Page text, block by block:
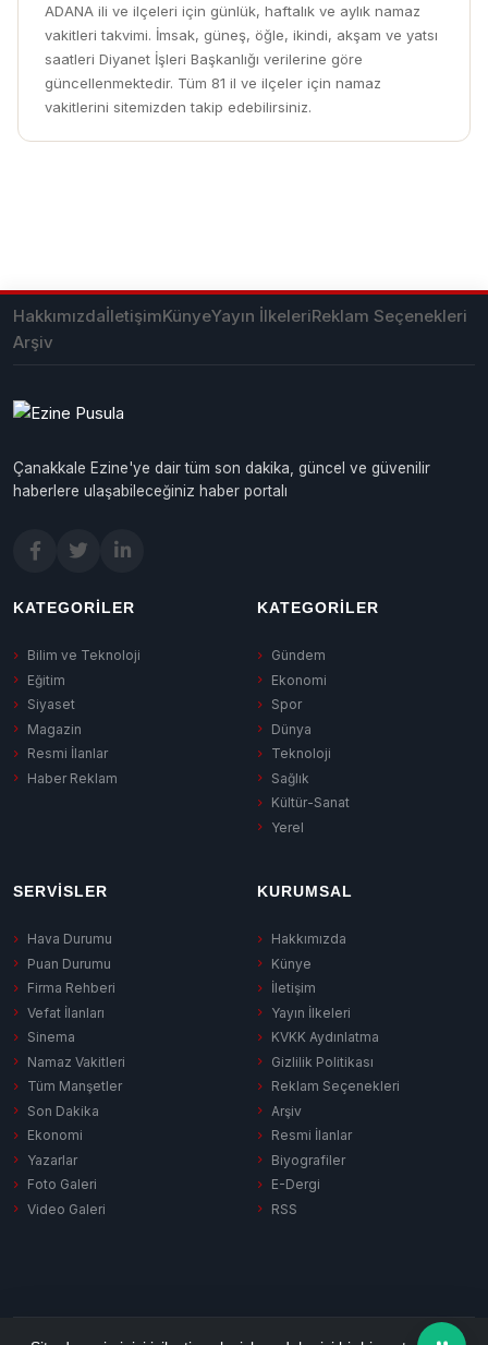
ADANA ili ve ilçeleri için günlük, haftalık ve aylık namaz
vakitleri takvimi. İmsak, güneş, öğle, ikindi, akşam ve yatsı
saatleri Diyanet İşleri Başkanlığı verilerine göre
güncellenmektedir. Tüm 81 il ve ilçeler için namaz
vakitlerini sitemizden takip edebilirsiniz.
HakkımızdaİletişimKünyeYayın İlkeleriReklam Seçenekleri
Arşiv
Çanakkale Ezine'ye dair tüm son dakika, güncel ve güvenilir
haberlere ulaşabileceğiniz haber portalı
KATEGORILER
Bilim ve Teknoloji
Eğitim
Siyaset
Magazin
Resmi İlanlar
Haber Reklam
KATEGORILER
Gündem
Ekonomi
Spor
Dünya
Teknoloji
Sağlık
Kültür-Sanat
Yerel
SERVISLER
Hava Durumu
Puan Durumu
Firma Rehberi
Vefat İlanları
Sinema
Namaz Vakitleri
Tüm Manşetler
Son Dakika
Ekonomi
Yazarlar
Foto Galeri
Video Galeri
KURUMSAL
Hakkımızda
Künye
İletişim
Yayın İlkeleri
KVKK Aydınlatma
Gizlilik Politikası
Reklam Seçenekleri
Arşiv
Resmi İlanlar
Biyografiler
E-Dergi
RSS
Gizlilik Politikası KVKK AydınlatmaÇerez PolitikasıRSS